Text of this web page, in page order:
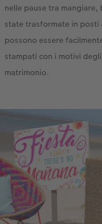
nelle pause tra
state trasformate in posti
possono essere
stampati con i motivi
matrimonio.